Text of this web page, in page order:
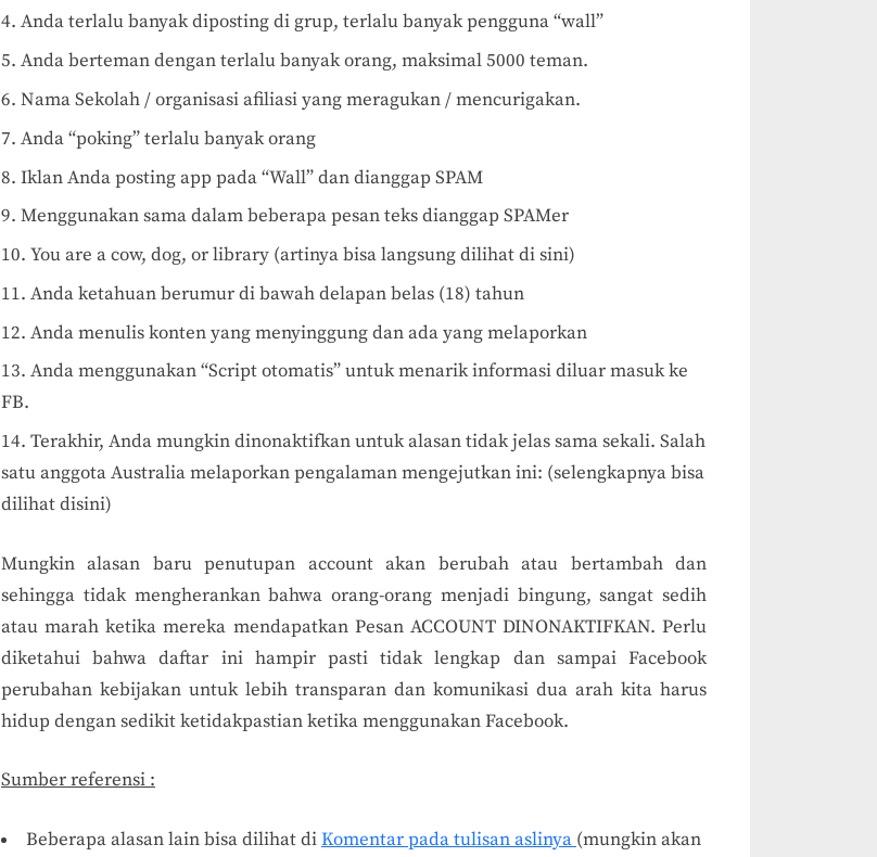
Anda terlalu banyak diposting di grup, terlalu banyak pengguna “wall”
Anda berteman dengan terlalu banyak orang, maksimal 5000 teman.
Nama Sekolah / organisasi afiliasi yang meragukan / mencurigakan.
Anda “poking” terlalu banyak orang
Iklan Anda posting app pada “Wall” dan dianggap SPAM
Menggunakan sama dalam beberapa pesan teks dianggap SPAMer
You are a cow, dog, or library (artinya bisa langsung dilihat di sini)
Anda ketahuan berumur di bawah delapan belas (18) tahun
Anda menulis konten yang menyinggung dan ada yang melaporkan
Anda menggunakan “Script otomatis” untuk menarik informasi diluar masuk ke
FB.
Terakhir, Anda mungkin dinonaktifkan untuk alasan tidak jelas sama sekali. Salah
satu anggota Australia melaporkan pengalaman mengejutkan ini: (selengkapnya bisa
dilihat disini)
Mungkin alasan baru penutupan account akan berubah atau bertambah dan
sehingga tidak mengherankan bahwa orang-orang menjadi bingung, sangat sedih
atau marah ketika mereka mendapatkan Pesan ACCOUNT DINONAKTIFKAN. Perlu
diketahui bahwa daftar ini hampir pasti tidak lengkap dan sampai Facebook
perubahan kebijakan untuk lebih transparan dan komunikasi dua arah kita harus
hidup dengan sedikit ketidakpastian ketika menggunakan Facebook.
Sumber referensi :
Beberapa alasan lain bisa dilihat diKomentar pada tulisan aslinya (mungkin akan